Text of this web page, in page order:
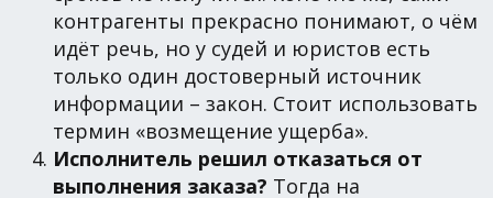
контрагенты прекрасно понимают, о чём
идёт речь, но у судей и юристов есть
только один достоверный источник
информации – закон. Стоит использовать
термин «возмещение ущерба».
Исполнитель решил отказаться от
выполнения заказа? Тогда на